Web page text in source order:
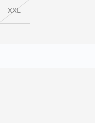
XXL